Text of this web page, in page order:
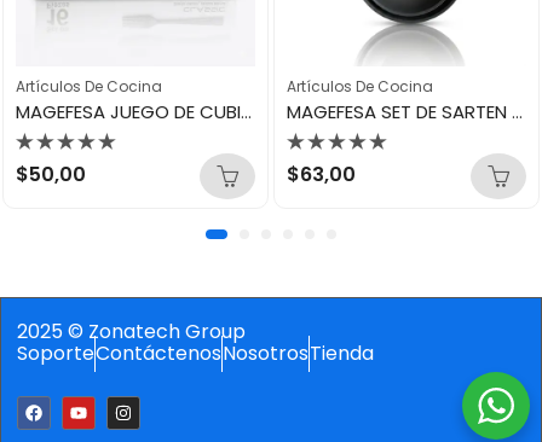
Artículos De Cocina
MAGEFESA JUEGO DE CUBIERTOS 16UND CLASSIC 31512
Valorado
con
$50,00
Artículos De Cocina
MAGEFESA SET DE SARTEN 20 Y 24CM 50 ANIVERSARIO 15600
Valorado
con
$63,00
2025 © Zonatech Group
SoporteContáctenosNosotrosTienda